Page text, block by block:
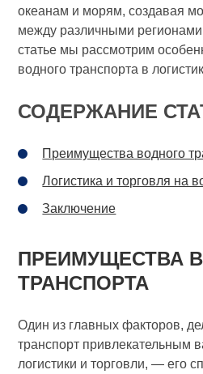
океанам и морям, создавая
между различными
статье мы рассмотрим
водного транспорта в
СОДЕРЖАНИЕ
Преимущества водного
Логистика и торговля на
Заключение
ПРЕИМУЩЕСТВА
ТРАНСПОРТА
Один из главных факторов,
транспорт привлекательным
логистики и торговли, — его